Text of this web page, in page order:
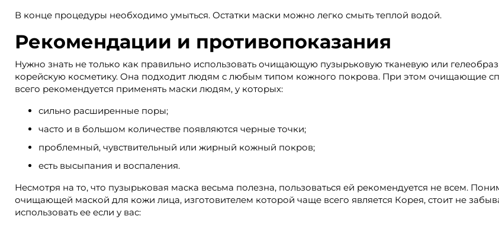
В конце процедуры необходимо умыться. Остатки маски можно легко смыть теплой водой.
Рекомендации и противопоказания
Нужно знать не только как правильно использовать очищающую пузырьковую тканевую или
корейскую косметику. Она подходит людям с любым типом кожного покрова. При этом очищающие
всего рекомендуется применять маски людям, у которых:
сильно расширенные поры;
часто и в большом количестве появляются черные точки;
проблемный, чувствительный или жирный кожный покров;
есть высыпания и воспаления.
Несмотря на то, что пузырьковая маска весьма полезна, пользоваться ей рекомендуется не всем.
очищающей маской для кожи лица, изготовителем которой чаще всего является Корея, стоит не
использовать ее если у вас: